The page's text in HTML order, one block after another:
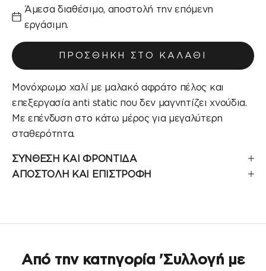
Άμεσα διαθέσιμο, αποστολή την επόμενη
εργάσιμη.
ΠΡΟΣΘΉΚΗ ΣΤΟ ΚΑΛΆΘΙ
Μονόχρωμο χαλί με μαλακό αφράτο πέλος και
επεξεργασία anti static που δεν μαγνητίζει χνούδια.
Με επένδυση στο κάτω μέρος για μεγαλύτερη
σταθερότητα.
ΣΥΝΘΕΣΗ ΚΑΙ ΦΡΟΝΤΙΔΑ
ΑΠΟΣΤΟΛΗ ΚΑΙ ΕΠΙΣΤΡΟΦΗ
Από την κατηγορία 'Συλλογή με